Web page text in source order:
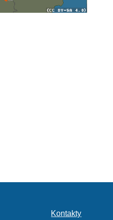
Kontakty